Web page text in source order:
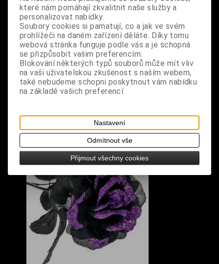
Poppy 'Black Paeony' - Mák černý, Scabiosa 'Purple
Black' - Hlaváč černo-purpurový
rozměry: výška 8 cm, šířka 5 cm
Odkazy k výrobku
S výrobkem se také prodává
které nám pomáhají zkvalitnit naše služby a
personalizovat nabídky.
Soubory cookies si pamatují, co a jak ve svém
prohlížeči na daném zařízení děláte. Díky tomu
webová stránka funguje podle vás a je schopná
se přizpůsobit vašim preferencím.
Blokování některých typů souborů může mít vliv
na vaši uživatelskou zkušenost s naším webem,
také nebudeme schopni poskytnout vám nabídku
na základě vašich preferencí.
Nastavení
Odmítnout vše
Přijmout všechny cookies